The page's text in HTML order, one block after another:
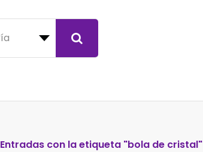
Entradas con la etiqueta "bola de cristal"